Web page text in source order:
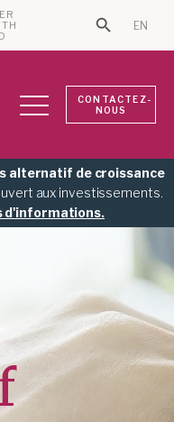
Search for:
Search
EN
CONTACTEZ-
NOUS
alternatif de croissance
aux investissements.
d'informations.